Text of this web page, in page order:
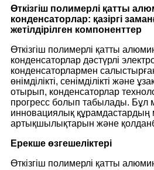
Өткізгіш полимерлі қатты
конденсаторлар: қазіргі
жетілдірілген компоненттер
Өткізгіш полимерлі қатты
конденсаторлар дәстүрлі
конденсаторлармен
өнімділікті, сенімділікті және
отырып, конденсаторлар
прогресс болып табылады. Бұл
инновациялық құрамдастардың
артықшылықтарын және
Ерекше өзгешеліктері
Өткізгіш полимерлі қатты